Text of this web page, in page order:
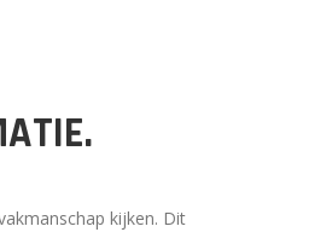
kijken. Dit